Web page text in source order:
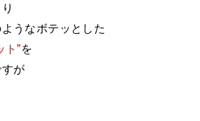
うなボテッとした
ト”を
が